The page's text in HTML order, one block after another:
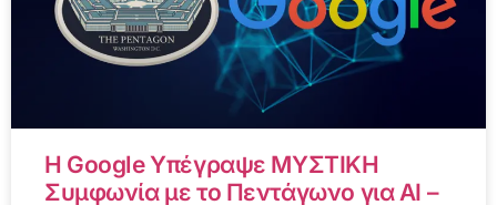
Η Google Υπέγραψε ΜΥΣΤΙΚΗ
Συμφωνία με το Πεντάγωνο για AI –